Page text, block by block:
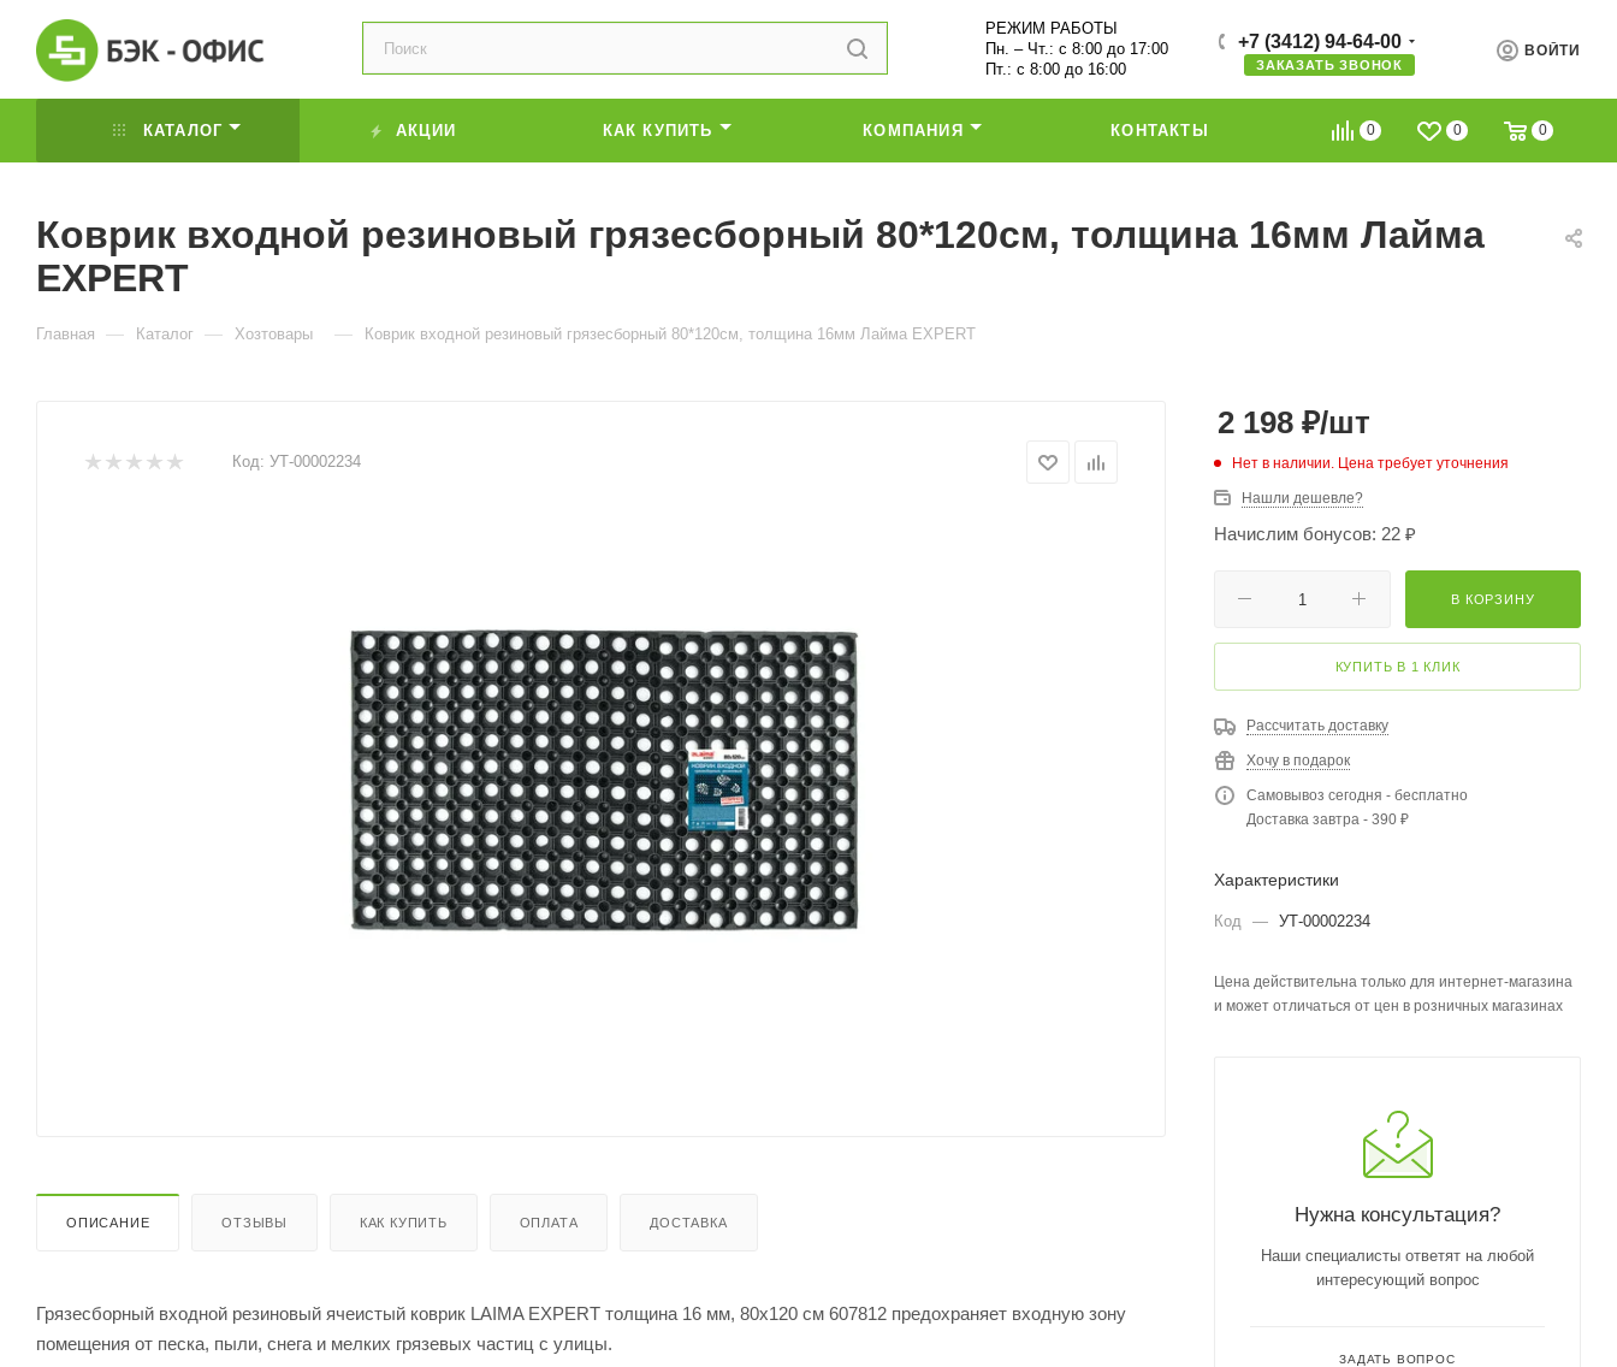
ВОЙТИ
РЕЖИМ РАБОТЫ
Пн. – Чт.: с 8:00 до 17:00
Пт.: с 8:00 до 16:00
+7 (3412) 94-64-00
ЗАКАЗАТЬ ЗВОНОК
0 0 0
КАТАЛОГ АКЦИИ КАК КУПИТЬ КОМПАНИЯ КОНТАКТЫ
Коврик входной резиновый грязесборный 80*120см, толщина 16мм Лайма
EXPERT
Главная — Каталог — Хозтовары — Коврик входной резиновый грязесборный 80*120см, толщина 16мм Лайма EXPERT
Код: УТ-00002234
ОПИСАНИЕ ОТЗЫВЫ КАК КУПИТЬ ОПЛАТА ДОСТАВКА
Грязесборный входной резиновый ячеистый коврик LAIMA EXPERT толщина 16 мм, 80x120 см 607812 предохраняет входную зону
помещения от песка, пыли, снега и мелких грязевых частиц с улицы.
2 198 ₽/шт
Нет в наличии. Цена требует уточнения
Нашли дешевле?
Начислим бонусов: 22 ₽
В КОРЗИНУ
КУПИТЬ В 1 КЛИК
Рассчитать доставку
Хочу в подарок
Самовывоз сегодня - бесплатно
Доставка завтра - 390 ₽
Характеристики
Код — УТ-00002234
Цена действительна только для интернет-магазина
и может отличаться от цен в розничных магазинах
Нужна консультация?
Наши специалисты ответят на любой
интересующий вопрос
ЗАДАТЬ ВОПРОС